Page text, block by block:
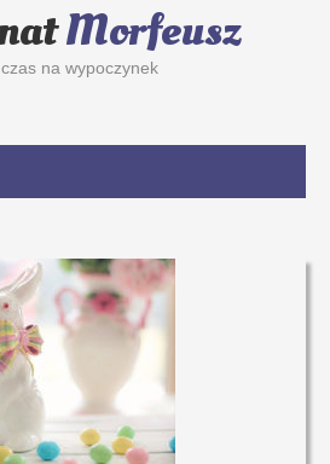
Morfeusz
na wypoczynek